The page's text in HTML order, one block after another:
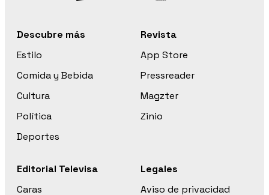
Descubre más
Estilo
Comida y Bebida
Cultura
Política
Deportes
Revista
App Store
Pressreader
Magzter
Zinio
Editorial Televisa
Caras
Legales
Aviso de privacidad